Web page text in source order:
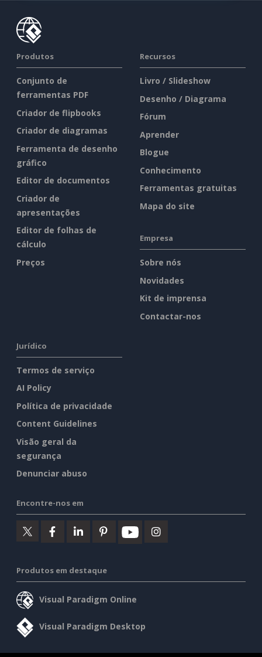
Produtos
Conjunto de
ferramentas PDF
Criador de flipbooks
Criador de diagramas
Ferramenta de desenho
gráfico
Editor de documentos
Criador de
apresentações
Editor de folhas de
cálculo
Preços
Recursos
Livro / Slideshow
Desenho / Diagrama
Fórum
Aprender
Blogue
Conhecimento
Ferramentas gratuitas
Mapa do site
Empresa
Sobre nós
Novidades
Kit de imprensa
Contactar-nos
Jurídico
Termos de serviço
AI Policy
Política de privacidade
Content Guidelines
Visão geral da
segurança
Denunciar abuso
Encontre-nos em
Produtos em destaque
Visual Paradigm Online
Visual Paradigm Desktop